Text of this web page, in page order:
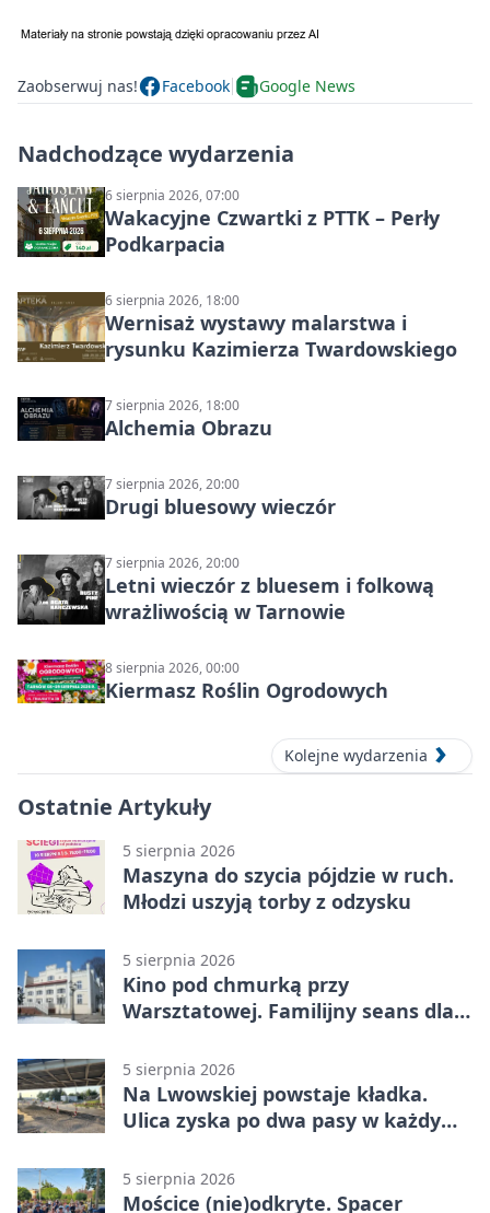
Zaobserwuj nas! Facebook Google News
Nadchodzące wydarzenia
6 sierpnia 2026, 07:00
Wakacyjne Czwartki z PTTK – Perły
Podkarpacia
6 sierpnia 2026, 18:00
Wernisaż wystawy malarstwa i
rysunku Kazimierza Twardowskiego
7 sierpnia 2026, 18:00
Alchemia Obrazu
7 sierpnia 2026, 20:00
Drugi bluesowy wieczór
7 sierpnia 2026, 20:00
Letni wieczór z bluesem i folkową
wrażliwością w Tarnowie
8 sierpnia 2026, 00:00
Kiermasz Roślin Ogrodowych
Kolejne wydarzenia
Ostatnie Artykuły
5 sierpnia 2026
Maszyna do szycia pójdzie w ruch.
Młodzi uszyją torby z odzysku
5 sierpnia 2026
Kino pod chmurką przy
Warsztatowej. Familijny seans dla
5 sierpnia 2026
Na Lwowskiej powstaje kładka.
Ulica zyska po dwa pasy w każdym
5 sierpnia 2026
Mościce (nie)odkryte. Spacer